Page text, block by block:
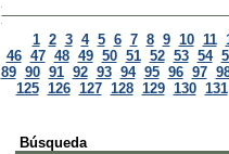
1 2 3 4 5 6 7 8 9 10 11
46 47 48 49 50 51 52 53 54
89 90 91 92 93 94 95 96 97
125 126 127 128 129 130 131
Búsqueda